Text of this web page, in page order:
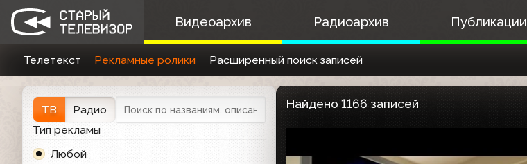
Видеоархив Радиоархив Публикации
Телетекст Рекламные ролики Расширенный поиск записей
ТВ
Радио
Тип рекламы
Любой
Найдено 1166 записей